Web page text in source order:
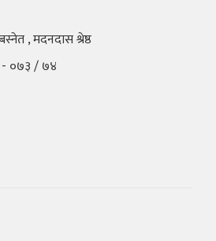
, मदनदास श्रेष्ठ
- ०७३ / ७४